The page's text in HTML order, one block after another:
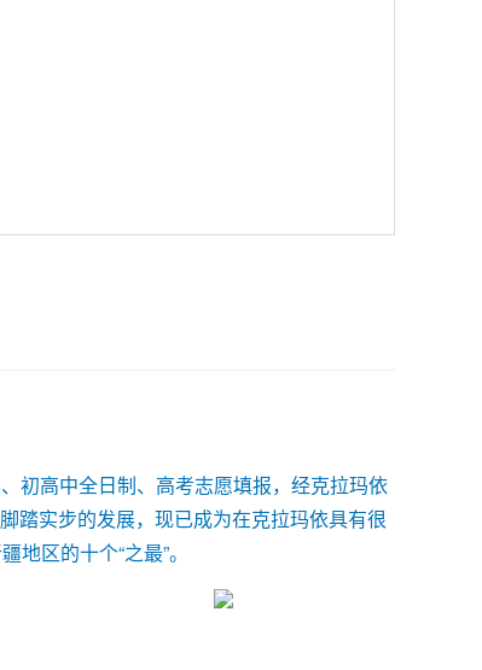
初高中全日制、高考志愿填报，经克拉玛依
踏实步的发展，现已成为在克拉玛依具有很
区的十个“之最”。